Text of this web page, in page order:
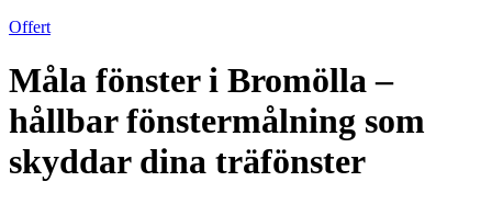
Offert
Måla fönster i Bromölla –
hållbar fönstermålning som
skyddar dina träfönster